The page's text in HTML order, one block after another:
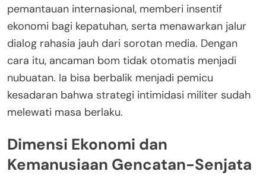
pemantauan internasional, memberi insentif
ekonomi bagi kepatuhan, serta menawarkan jalur
dialog rahasia jauh dari sorotan media. Dengan
cara itu, ancaman bom tidak otomatis menjadi
nubuatan. Ia bisa berbalik menjadi pemicu
kesadaran bahwa strategi intimidasi militer sudah
melewati masa berlaku.
Dimensi Ekonomi dan
Kemanusiaan Gencatan-Senjata